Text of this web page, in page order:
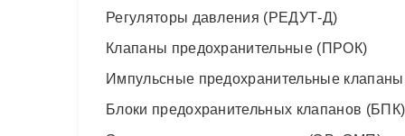
Регуляторы давления (РЕДУТ-Д)
Клапаны предохранительные (ПРОК)
Импульсные предохранительные
Блоки предохранительных клапанов (БПК)